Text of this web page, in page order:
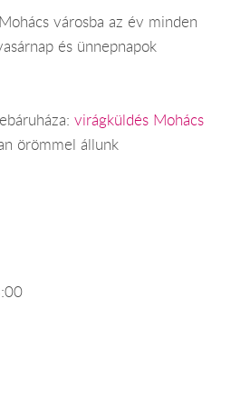
városba az év minden
és ünnepnapok
virágküldés Mohács
örömmel állunk